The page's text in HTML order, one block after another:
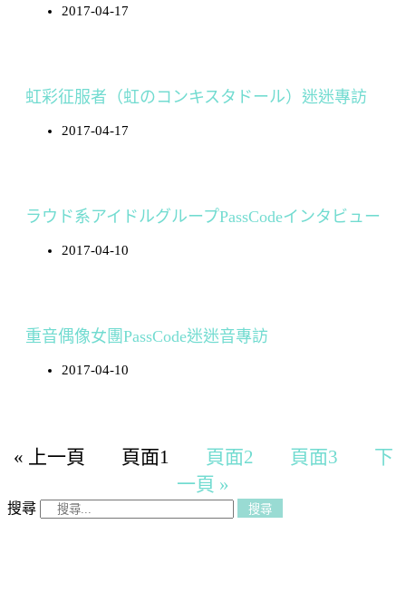
2017-04-17
虹彩征服者（虹のコンキスタドール）迷迷專訪
2017-04-17
ラウド系アイドルグループPassCodeインタビュー
2017-04-10
重音偶像女團PassCode迷迷音專訪
2017-04-10
« 上一頁 頁面1 頁面2 頁面3
下
一頁 »
搜尋 搜尋